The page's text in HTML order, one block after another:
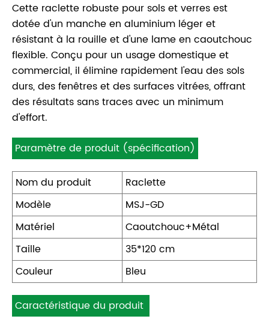
Cette raclette robuste pour sols et verres est
dotée d'un manche en aluminium léger et
résistant à la rouille et d'une lame en caoutchouc
flexible. Conçu pour un usage domestique et
commercial, il élimine rapidement l'eau des sols
durs, des fenêtres et des surfaces vitrées, offrant
des résultats sans traces avec un minimum
d'effort.
Paramètre de produit (spécification)
Nom du produit
Raclette
Modèle
MSJ-GD
Matériel
Caoutchouc+Métal
Taille
35*120 cm
Couleur
Bleu
Caractéristique du produit